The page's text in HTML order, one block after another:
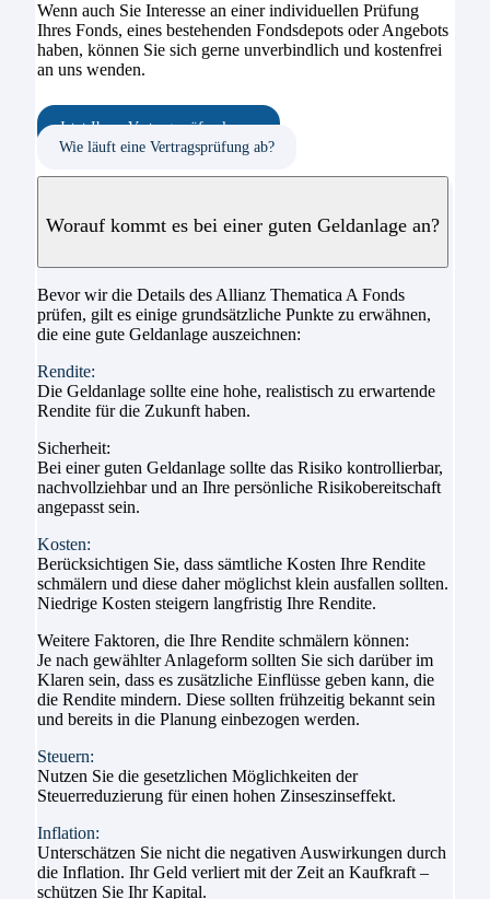
Wenn auch Sie Interesse an einer individuellen Prüfung
Ihres Fonds, eines bestehenden Fondsdepots oder Angebots
haben, können Sie sich gerne unverbindlich und kostenfrei
an uns wenden.
Jetzt Ihren Vertrag prüfen lassen
Wie läuft eine Vertragsprüfung ab?
Worauf kommt es bei einer guten Geldanlage an?
Bevor wir die Details des Allianz Thematica A Fonds
prüfen, gilt es einige grundsätzliche Punkte zu erwähnen,
die eine gute Geldanlage auszeichnen:
Rendite:
Die Geldanlage sollte eine hohe, realistisch zu erwartende
Rendite für die Zukunft haben.
Sicherheit:
Bei einer guten Geldanlage sollte das Risiko kontrollierbar,
nachvollziehbar und an Ihre persönliche Risikobereitschaft
angepasst sein.
Kosten:
Berücksichtigen Sie, dass sämtliche Kosten Ihre Rendite
schmälern und diese daher möglichst klein ausfallen sollten.
Niedrige Kosten steigern langfristig Ihre Rendite.
Weitere Faktoren, die Ihre Rendite schmälern können:
Je nach gewählter Anlageform sollten Sie sich darüber im
Klaren sein, dass es zusätzliche Einflüsse geben kann, die
die Rendite mindern. Diese sollten frühzeitig bekannt sein
und bereits in die Planung einbezogen werden.
Steuern:
Nutzen Sie die gesetzlichen Möglichkeiten der
Steuerreduzierung für einen hohen Zinseszinseffekt.
Inflation:
Unterschätzen Sie nicht die negativen Auswirkungen durch
die Inflation. Ihr Geld verliert mit der Zeit an Kaufkraft –
schützen Sie Ihr Kapital.